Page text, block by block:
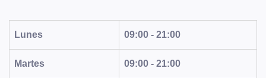
Lunes 09:00 - 21:00
Martes 09:00 - 21:00